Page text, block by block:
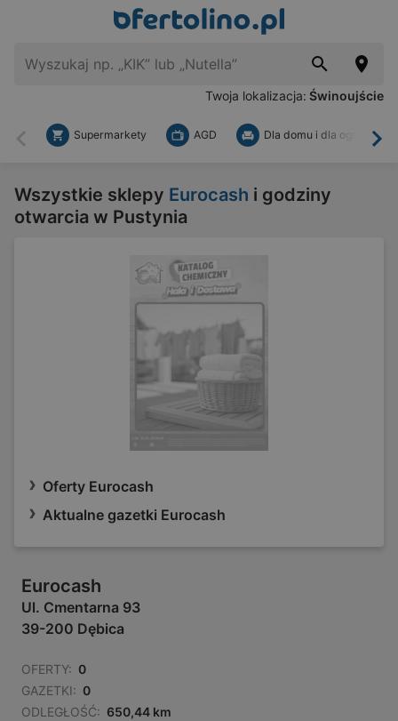
Twoja lokalizacja: Świnoujście
Wstecz
Supermarkety AGD Dla domu i dla ogrodu
Wszystkie sklepy Eurocash i godziny
otwarcia w Pustynia
Oferty Eurocash
Aktualne gazetki Eurocash
Eurocash
Ul. Cmentarna 93
39-200 Dębica
OFERTY: 0
GAZETKI: 0
ODLEGŁOŚĆ: 650,44 km